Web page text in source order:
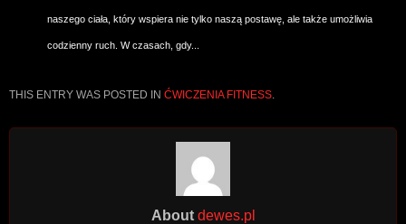
naszego ciała, który wspiera nie tylko naszą postawę, ale także umożliwia
codzienny ruch. W czasach, gdy...
THIS ENTRY WAS POSTED IN ĆWICZENIA FITNESS
About dewes.pl